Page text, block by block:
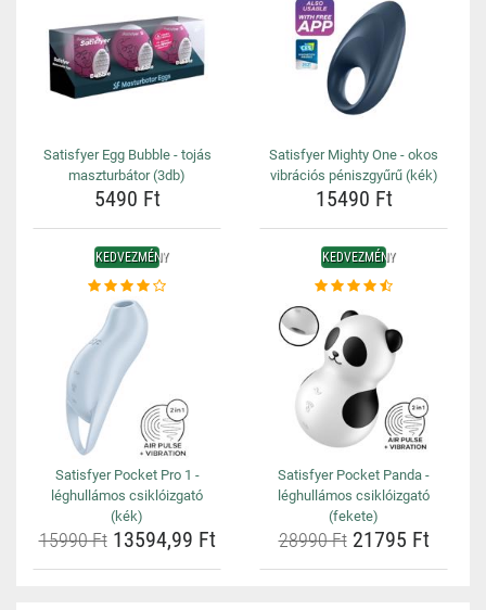
Satisfyer Egg Bubble - tojás
maszturbátor (3db)
5490 Ft
Satisfyer Mighty One - okos
vibrációs péniszgyűrű (kék)
15490 Ft
KEDVEZMÉNY
Satisfyer Pocket Pro 1 -
léghullámos csiklóizgató
(kék)
15990 Ft13594,99 Ft
KEDVEZMÉNY
Satisfyer Pocket Panda -
léghullámos csiklóizgató
(fekete)
28990 Ft21795 Ft